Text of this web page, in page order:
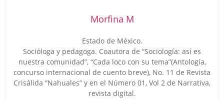
Morfina M
Estado de México.
Socióloga y pedagoga. Coautora de “Sociología: así es
nuestra comunidad”, “Cada loco con su tema”(Antología,
concurso internacional de cuento breve), No. 11 de Revista
Crisálida “Nahuales” y en el Número 01, Vol 2 de Narrativa,
revista digital.